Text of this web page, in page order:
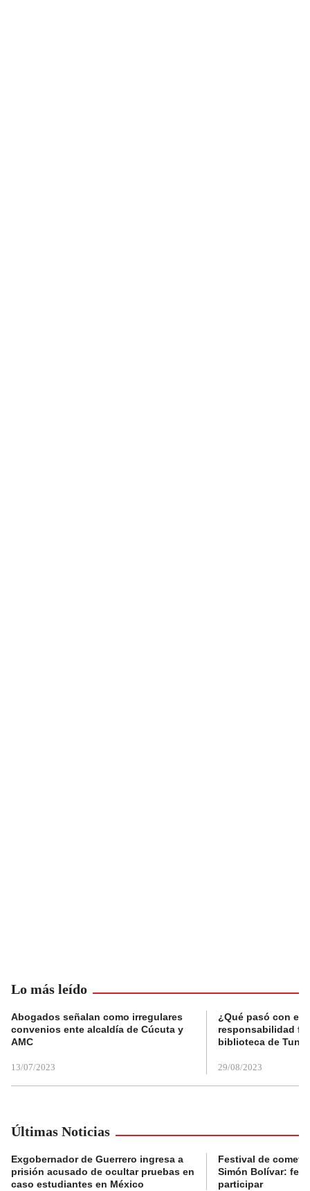
Lo más leído
Abogados señalan como irregulares
convenios ente alcaldía de Cúcuta y
AMC
13/07/2023
¿Qué pasó con el
responsabilidad
biblioteca de
29/08/2023
Últimas Noticias
Exgobernador de Guerrero ingresa a
prisión acusado de ocultar pruebas en
caso estudiantes en México
Festival de
Simón Bolívar:
participar